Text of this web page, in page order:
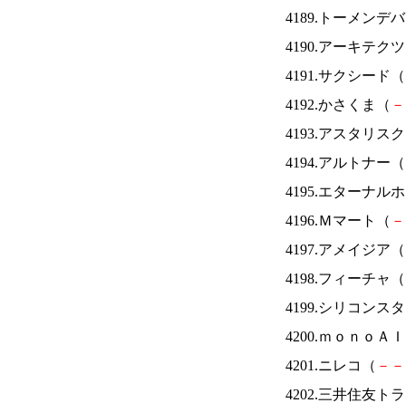
4189.トーメンデ
4190.アーキテク
4191.サクシード（
4192.かさくま（ －
4193.アスタリス
4194.アルトナー（
4195.エターナル
4196.Ｍマート（ －
4197.アメイジア（
4198.フィーチャ（
4199.シリコンス
4200.ｍｏｎｏＡ
4201.ニレコ（ － －
4202.三井住友ト